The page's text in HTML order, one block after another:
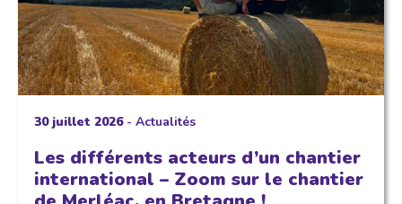
30 juillet 2026- Actualités
Les différents acteurs d’un chantier
international – Zoom sur le chantier